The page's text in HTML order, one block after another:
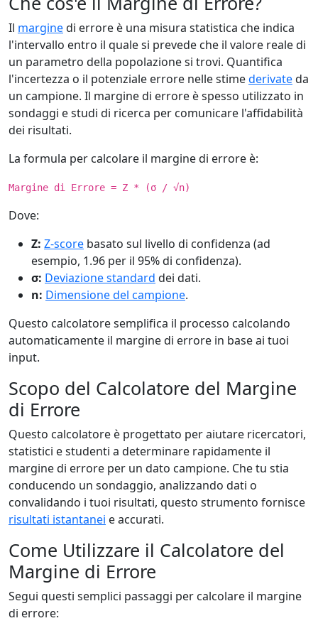
Il marginedi errore è una misura statistica che indica
l'intervallo entro il quale si prevede che il valore reale di
un parametro della popolazione si trovi. Quantifica
l'incertezza o il potenziale errore nelle stimederivateda
un campione. Il margine di errore è spesso utilizzato in
sondaggi e studi di ricerca per comunicare l'affidabilità
dei risultati.
La formula per calcolare il margine di errore è:
Margine di Errore = Z * (σ / √n)
Dove:
Z: Z-score basato sul livello di confidenza (ad
esempio, 1.96 per il 95% di confidenza).
σ: Deviazione standard dei dati.
n: Dimensione del campione.
Questo calcolatore semplifica il processo calcolando
automaticamente il margine di errore in base ai tuoi
input.
Scopo del Calcolatore del Margine
di Errore
Questo calcolatore è progettato per aiutare ricercatori,
statistici e studenti a determinare rapidamente il
margine di errore per un dato campione. Che tu stia
conducendo un sondaggio, analizzando dati o
convalidando i tuoi risultati, questo strumento fornisce
risultati istantanei e accurati.
Come Utilizzare il Calcolatore del
Margine di Errore
Segui questi semplici passaggi per calcolare il margine
di errore: